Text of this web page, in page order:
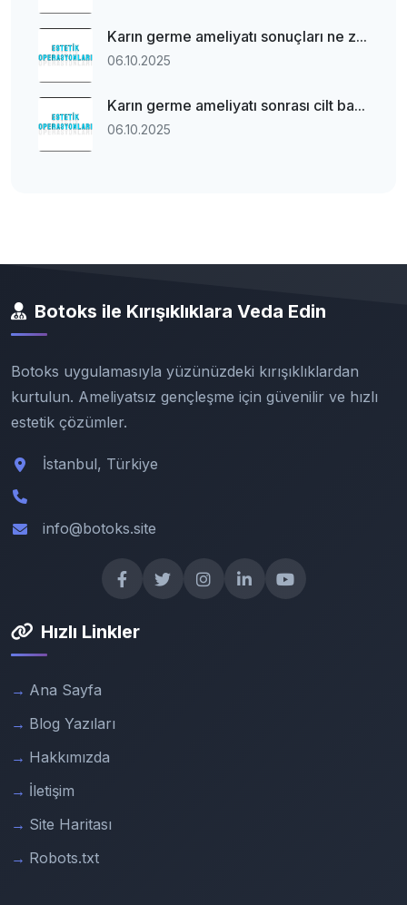
Karın germe ameliyatı sonuçları ne z...
06.10.2025
Karın germe ameliyatı sonrası cilt ba...
06.10.2025
Botoks ile Kırışıklıklara Veda Edin
Botoks uygulamasıyla yüzünüzdeki kırışıklıklardan
kurtulun. Ameliyatsız gençleşme için güvenilir ve hızlı
estetik çözümler.
İstanbul, Türkiye
info@botoks.site
Hızlı Linkler
Ana Sayfa
Blog Yazıları
Hakkımızda
İletişim
Site Haritası
Robots.txt